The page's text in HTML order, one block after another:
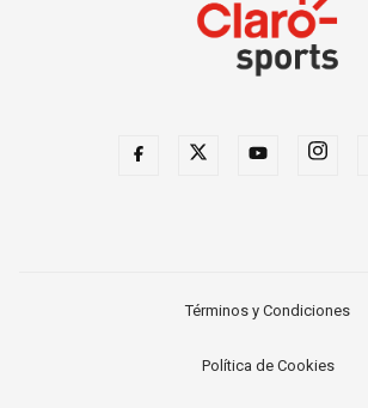
Términos y Condiciones
Política de Cookies